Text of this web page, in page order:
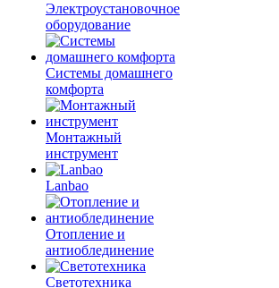
Электроустановочное
оборудование
Системы домашнего
комфорта
Монтажный
инструмент
Lanbao
Отопление и
антиоблединение
Светотехника